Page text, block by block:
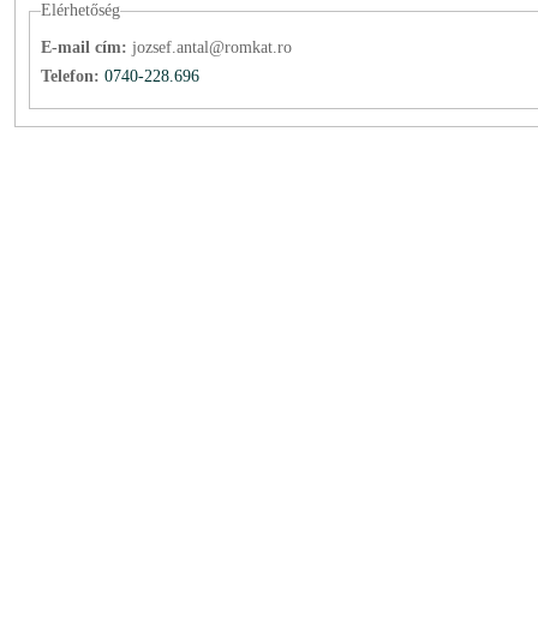
Elérhetőség
E-mail cím: jozsef.antal@romkat.ro
Telefon: 0740-228.696